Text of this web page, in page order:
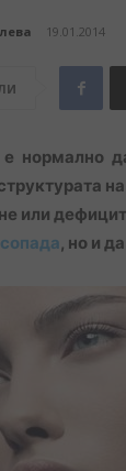
19.01.2014
нормално
или
, но и